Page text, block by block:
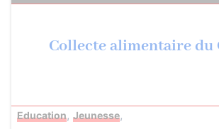
Collecte alimentaire du
Education, Jeunesse,